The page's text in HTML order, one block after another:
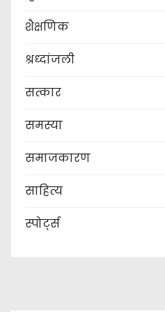
शैक्षणिक
श्रध्दांजली
सत्कार
समस्या
समाजकारण
साहित्य
स्पोर्ट्स